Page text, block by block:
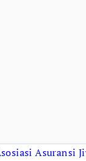
Asuransi